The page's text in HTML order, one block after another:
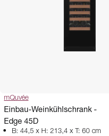
mQuvée
Einbau-Weinkühlschrank -
Edge 45D
B: 44,5 x H: 213,4 x T: 60 cm